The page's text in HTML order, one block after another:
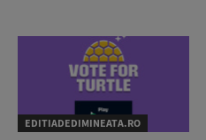
EDITIADEDIMINEATA.RO